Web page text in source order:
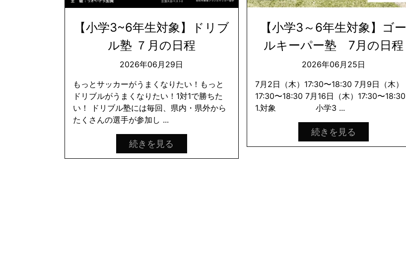
【小学3~6年生対象】ドリブ
ル塾 ７月の日程
2026年06月29日
もっとサッカーがうまくなりたい！もっと
ドリブルがうまくなりたい！1対1で勝ちた
い！ ドリブル塾には毎回、県内・県外から
たくさんの選手が参加し ...
続きを見る
【小学3～6年生対象】ゴー
ルキーパー塾 7月の日程
2026年06月25日
7月2日（木）17:30〜18:30 7月9日（木）
17:30〜18:30 7月16日（木）17:30〜18:30
1.対象 小学3 ...
続きを見る